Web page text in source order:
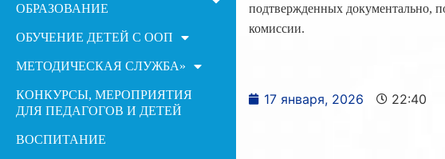
ОБРАЗОВАНИЕ
ОБУЧЕНИЕ ДЕТЕЙ С ООП
МЕТОДИЧЕСКАЯ СЛУЖБА»
КОНКУРСЫ, МЕРОПРИЯТИЯ
ДЛЯ ПЕДАГОГОВ И ДЕТЕЙ
ВОСПИТАНИЕ
подтвержденных документально,
комиссии.
17 января, 2026 22:40